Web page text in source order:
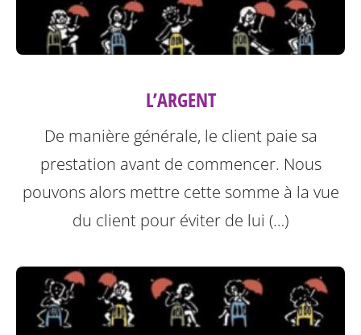
L’ARGENT
De manière générale, le client paie sa
prestation avant de commencer. Nous
pouvons alors mettre cette somme à la vue
du client pour éviter de lui (…)